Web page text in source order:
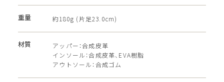
重量 約180g (片足23.0cm)
材質
アッパー：合成皮革
インソール：合成皮革、EVA樹脂
アウトソール：合成ゴム